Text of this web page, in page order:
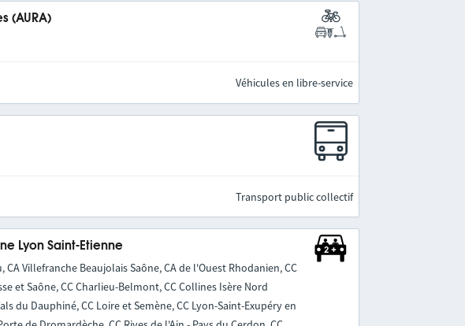
(AURA)
Véhicules en libre-service
Transport public collectif
Lyon Saint-Etienne
CA Villefranche Beaujolais Saône, CA de l'Ouest Rhodanien, CC
et Saône, CC Charlieu-Belmont, CC Collines Isère Nord
du Dauphiné, CC Loire et Semène, CC Lyon-Saint-Exupéry en